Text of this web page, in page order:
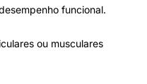
funcional.
ou musculares